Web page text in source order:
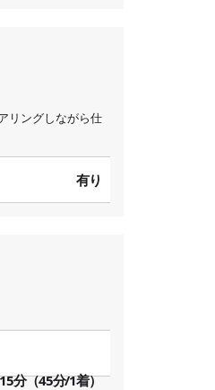
リングしながら仕
有り
分（45分/1着）